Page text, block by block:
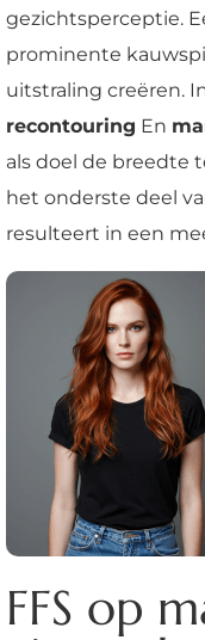
gezichtsperceptie.
prominente
uitstraling creëren.
recontouring En
als doel de breedte
het onderste deel
resulteert in een
FFS op